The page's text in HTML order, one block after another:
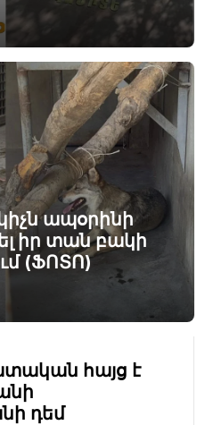
ապօրինի
իր տան բակի
(ՖՈՏՈ)
հայց է
դեմ